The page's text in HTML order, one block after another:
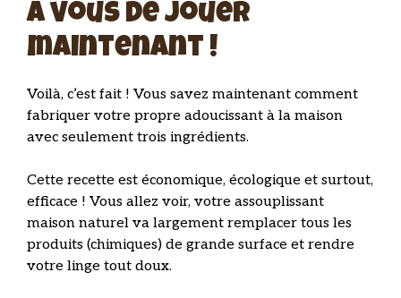
A vous de jouer
maintenant !
Voilà, c’est fait ! Vous savez maintenant comment
fabriquer votre propre adoucissant à la maison
avec seulement trois ingrédients.
Cette recette est économique, écologique et surtout,
efficace ! Vous allez voir, votre assouplissant
maison naturel va largement remplacer tous les
produits (chimiques) de grande surface et rendre
votre linge tout doux.